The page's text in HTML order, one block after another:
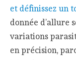
et définissez un
donnée d’allure
variations
en précision,